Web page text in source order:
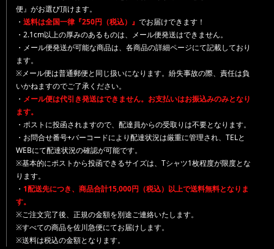
便』がお選び頂けます。
・ 送料は全国一律『250円（税込）』 でお届けできます！
・2.1cm以上の厚みのあるものは、メール便発送はできません。
・メール便発送が可能な商品は、各商品の詳細ページにて記載しており
ます。
※メール便は普通郵便と同じ扱いになります。紛失事故の際、責任は負
いかねますのでご了承ください。
・ メール便は代引き発送はできません。お支払いはお振込みのみとなり
ます。
・ポストに投函されますので、配達員からの受取りは不要となります。
・お問合せ番号+バーコードにより配達状況は厳重に管理され、TELと
WEBにて配達状況の確認が可能です。
※基本的にポストから投函できるサイズは、Tシャツ1枚程度が限度とな
ります。
・ 1配送先につき、商品合計15,000円（税込）以上で送料無料となりま
す。
※ご注文完了後、正規の金額を別途ご連絡いたします。
※すべての商品を佐川急便にてお届けします。
※送料は税込の金額となります。